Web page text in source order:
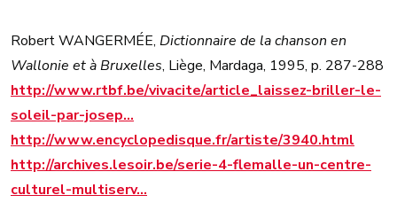
Robert WANGERMÉE, Dictionnaire de la chanson en
Wallonie et à Bruxelles, Liège, Mardaga, 1995, p. 287-288
http://www.rtbf.be/vivacite/article_laissez-briller-le-
soleil-par-josep…
http://www.encyclopedisque.fr/artiste/3940.html
http://archives.lesoir.be/serie-4-flemalle-un-centre-
culturel-multiserv…